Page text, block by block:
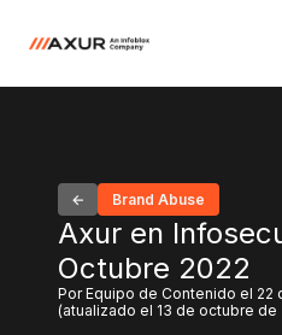
Brand Abuse
Axur en
Octubre 2022
Por Equipo de Contenido el
(atualizado el 13 de octubre de